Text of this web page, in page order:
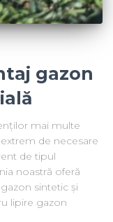
gazon
mai multe
de necesare
de tipul
noastră oferă
sintetic și
lipire gazon